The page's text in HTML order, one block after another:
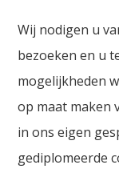
Wij nodigen u
bezoeken en u
mogelijkheden
op maat maken
in ons eigen
gediplomeerde